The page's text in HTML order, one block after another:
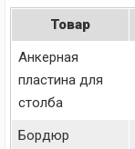
Товар
Анкерная
пластина для
столба
Бордюр